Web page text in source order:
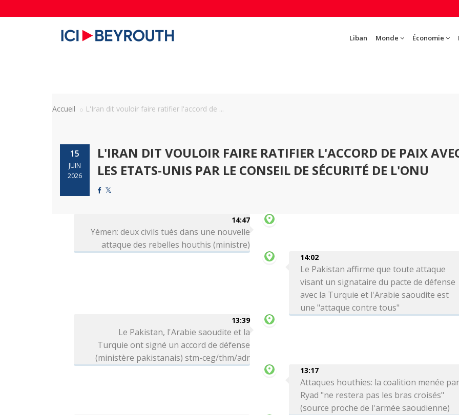
Liban Monde Économie
Accueil L'Iran dit vouloir faire ratifier l'accord de ...
15
JUIN
2026
L'IRAN DIT VOULOIR FAIRE RATIFIER L'ACCORD DE PAIX
LES ETATS-UNIS PAR LE CONSEIL DE SÉCURITÉ DE L'ONU
14:47
Yémen: deux civils tués dans une nouvelle
attaque des rebelles houthis (ministre)
14:02
Le Pakistan affirme que toute attaque
visant un signataire du pacte de défense
avec la Turquie et l'Arabie saoudite est
une "attaque contre tous"
13:39
Le Pakistan, l'Arabie saoudite et la
Turquie ont signé un accord de défense
(ministère pakistanais) stm-ceg/thm/adr
13:17
Attaques houthies: la coalition menée
Ryad "ne restera pas les bras croisés"
(source proche de l'armée saoudienne)